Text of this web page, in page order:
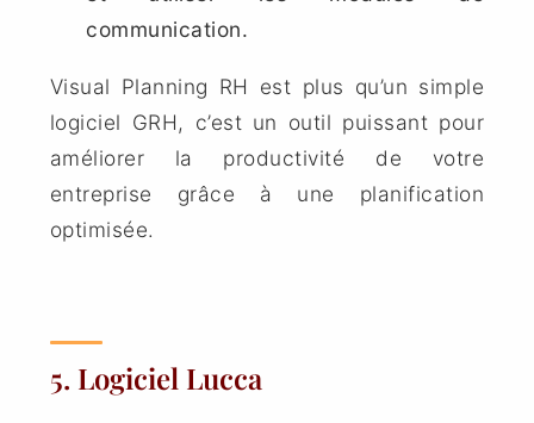
communication.
Visual Planning RH est plus qu’un simple
logiciel GRH, c’est un outil puissant pour
améliorer la productivité de votre
entreprise grâce à une planification
optimisée.
5. Logiciel Lucca